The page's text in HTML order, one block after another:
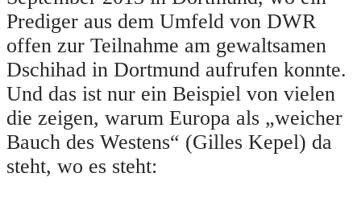
Prediger aus dem Umfeld von DWR
offen zur Teilnahme am gewaltsamen
Dschihad in Dortmund aufrufen konnte.
Und das ist nur ein Beispiel von vielen
die zeigen, warum Europa als „weicher
Bauch des Westens“ (Gilles Kepel) da
steht, wo es steht: